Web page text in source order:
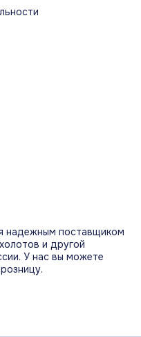
вкл., дисплей всегда вкл.
вкл., дисплей
надежным поставщиком
и другой
У нас вы можете